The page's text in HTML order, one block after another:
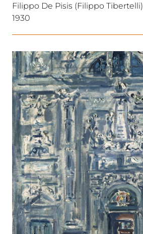
Filippo De Pisis (Filippo Tibertelli)
1930